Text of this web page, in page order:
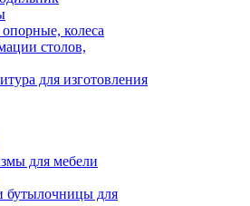
колеса
столов,
для изготовления
для мебели
бутылочницы для